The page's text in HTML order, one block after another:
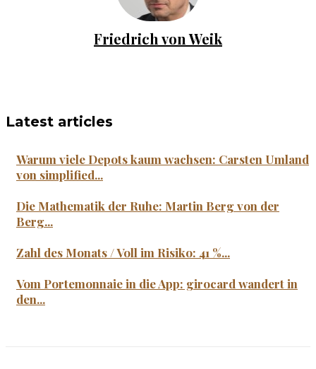
Friedrich von Weik
Latest articles
Warum viele Depots kaum wachsen: Carsten Umland
von simplified...
Die Mathematik der Ruhe: Martin Berg von der
Berg...
Zahl des Monats / Voll im Risiko: 41 %...
Vom Portemonnaie in die App: girocard wandert in
den...